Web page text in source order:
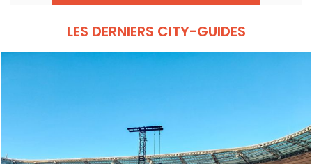
LES DERNIERS CITY-GUIDES